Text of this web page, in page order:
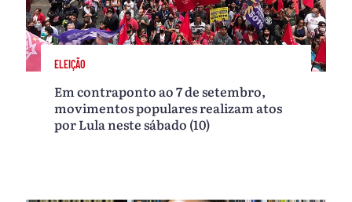
ELEIÇÃO
Em contraponto ao 7 de setembro,
movimentos populares realizam atos
por Lula neste sábado (10)